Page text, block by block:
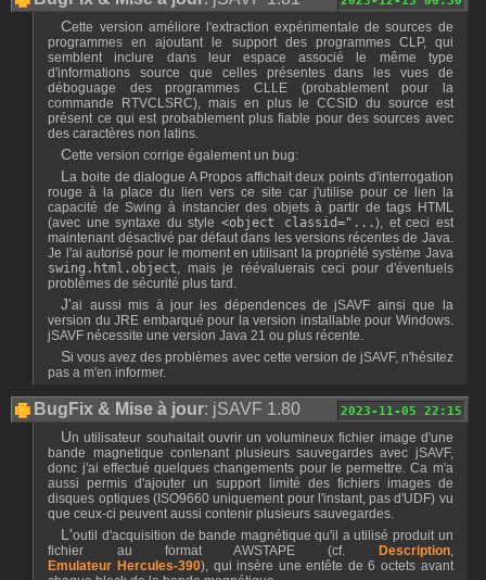
Cette version améliore l'extraction expérimentale de sources de
programmes en ajoutant le support des programmes CLP, qui
semblent inclure dans leur espace associé le même type
d'informations source que celles présentes dans les vues de
déboguage des programmes CLLE (probablement pour la
commande RTVCLSRC), mais en plus le CCSID du source est
présent ce qui est probablement plus fiable pour des sources avec
des caractères non latins.
Cette version corrige également un bug:
La boite de dialogue A Propos affichait deux points d'interrogation
rouge à la place du lien vers ce site car j'utilise pour ce lien la
capacité de Swing à instancier des objets à partir de tags HTML
(avec une syntaxe du style <object classid="...), et ceci est
maintenant désactivé par défaut dans les versions récentes de Java.
Je l'ai autorisé pour le moment en utilisant la propriété système Java
swing.html.object, mais je réévaluerais ceci pour d'éventuels
problèmes de sécurité plus tard.
J'ai aussi mis à jour les dépendences de jSAVF ainsi que la
version du JRE embarqué pour la version installable pour Windows.
jSAVF nécessite une version Java 21 ou plus récente.
Si vous avez des problèmes avec cette version de jSAVF, n'hésitez
pas a m'en informer.
2023-11-05 22:15
BugFix & Mise à jour: jSAVF 1.80
Un utilisateur souhaitait ouvrir un volumineux fichier image d'une
bande magnetique contenant plusieurs sauvegardes avec jSAVF,
donc j'ai effectué quelques changements pour le permettre. Ca m'a
aussi permis d'ajouter un support limité des fichiers images de
disques optiques (ISO9660 uniquement pour l'instant, pas d'UDF) vu
que ceux-ci peuvent aussi contenir plusieurs sauvegardes.
L'outil d'acquisition de bande magnétique qu'il a utilisé produit un
fichier au format AWSTAPE (cf. Description,
Emulateur Hercules-390), qui insère une entête de 6 octets avant